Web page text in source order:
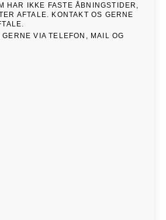
HAR IKKE FASTE ÅBNINGSTIDER,
AFTALE. KONTAKT OS GERNE
VIA TELEFON, MAIL OG